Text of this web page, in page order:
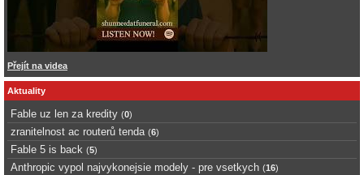
Přejít na videa
Aktuality
Fable uz len za kredity (0)
zranitelnost ac routerů tenda (6)
Fable 5 is back (5)
Anthropic vypol najvykonejsie modely - pre vsetkych (16)